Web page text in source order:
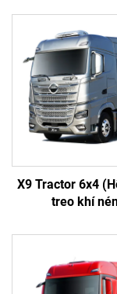
X9 Tractor 6x4
treo khí